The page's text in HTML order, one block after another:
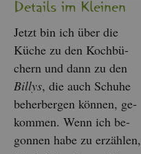
De­tails im Klei­nen
Jetzt bin ich über die
Küche zu den Koch­bü­
chern und dann zu den
Bil­lys, die auch Schu­he
be­her­ber­gen kön­nen, ge­
kom­men. Wenn ich be­
gon­nen habe zu er­zäh­len,